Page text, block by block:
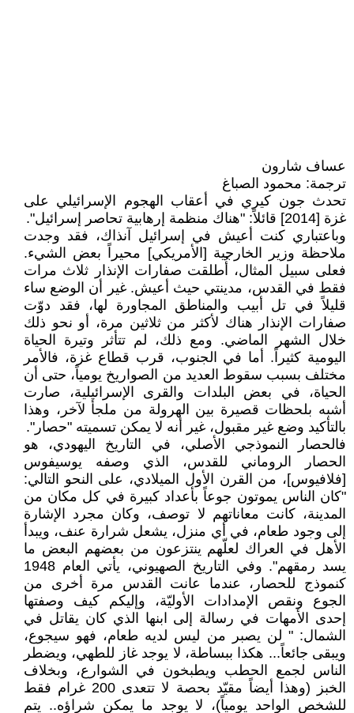
عساف شارون
ترجمة: محمود الصباغ
تحدث جون كيري في أعقاب الهجوم الإسرائيلي على
غزة [2014] قائلاً: "هناك منظمة إرهابية تحاصر إسرائيل".
وباعتباري كنت أعيش في إسرائيل آنذاك، فقد وجدت
ملاحظة وزير الخارجية [الأمريكي] محيراً بعض الشيء.
فعلى سبيل المثال، أُطلقت صفارات الإنذار ثلاث مرات
فقط في القدس، مدينتي حيث أعيش. غير أن الوضع ساء
قليلاً في تل أبيب والمناطق المجاورة لها، فقد دوّت
صفارات الإنذار هناك لأكثر من ثلاثين مرة، أو نحو ذلك
خلال الشهر الماضي. ومع ذلك، لم تتأثر وتيرة الحياة
اليومية كثيراً. أما في الجنوب، قرب قطاع غزة، فالأمر
مختلف بسبب سقوط العديد من الصواريخ يومياً، حتى أن
الحياة، في بعض البلدات والقرى الإسرائيلية، صارت
أشبه بلحظات قصيرة بين الهرولة من ملجأ لآخر، وهذا
بالتأكيد وضع غير مقبول، غير أنه لا يمكن تسميته "حصار".
فالحصار النموذجي الأصلي، في التاريخ اليهودي، هو
الحصار الروماني للقدس، الذي وصفه يوسيفوس
[فلافيوس]، من القرن الأول الميلادي، على النحو التالي:
"كان الناس يموتون جوعاً بأعداد كبيرة في كل مكان من
المدينة، كانت معاناتهم لا توصف، وكان مجرد الإشارة
إلى وجود طعام، في أي منزل، يشعل شرارة عنف، ويبدأ
الأهل في العراك لعلّهم ينتزعون من بعضهم البعض ما
يسد رمقهم". وفي التاريخ الصهيوني، يأتي العام 1948
كنموذج للحصار، عندما عانت القدس مرة أخرى من
الجوع ونقص الإمدادات الأوليّة، وإليكم كيف وصفتها
إحدى الأمهات في رسالة إلى ابنها الذي كان يقاتل في
الشمال: " لن يصبر من ليس لديه طعام، فهو سيجوع،
ويبقى جائعاً... هكذا ببساطة، لا يوجد غاز للطهي، ويضطر
الناس لجمع الحطب ويطبخون في الشوارع، وبخلاف
الخبز (وهذا أيضاً مقيّد بحصة لا تتعدى 200 غرام فقط
للشخص الواحد يومياً)، لا يوجد ما يمكن شراؤه.. يتم